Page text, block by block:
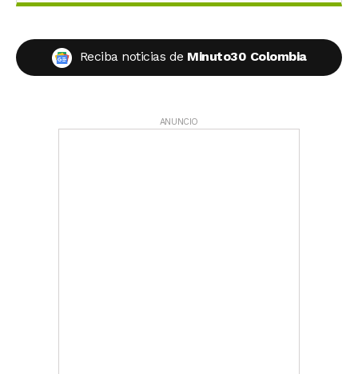
Reciba noticias de Minuto30 Colombia
ANUNCIO